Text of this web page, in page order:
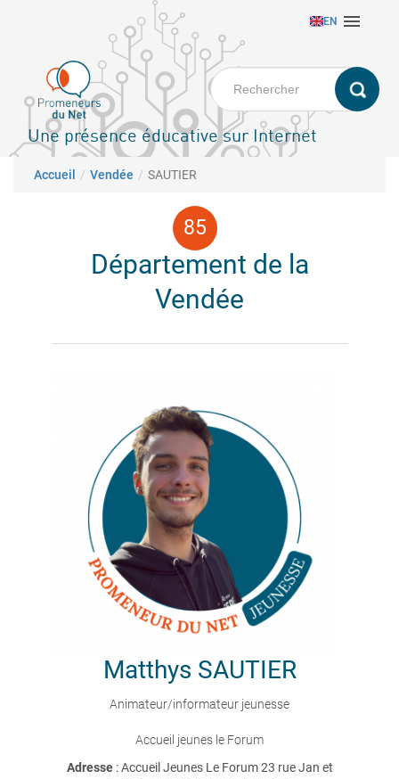
principal
EN 
Une présence éducative sur Internet
Fil d'Ariane
Accueil Vendée SAUTIER
Département de la
Vendée
Matthys SAUTIER
Animateur/informateur jeunesse
Accueil jeunes le Forum
Adresse : Accueil Jeunes Le Forum 23 rue Jan et